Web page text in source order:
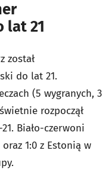
lat 21
został
do lat 21.
(5 wygranych, 3
rozpoczął
Biało-czerwoni
1:0 z Estonią w